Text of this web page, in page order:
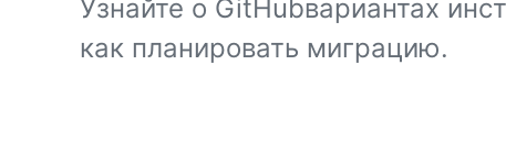
Узнайте о GitHubвариантах
как планировать миграцию.